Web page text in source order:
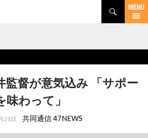
監督が意気込み 「サポー
味わって」
21日 共同通信 47NEWS